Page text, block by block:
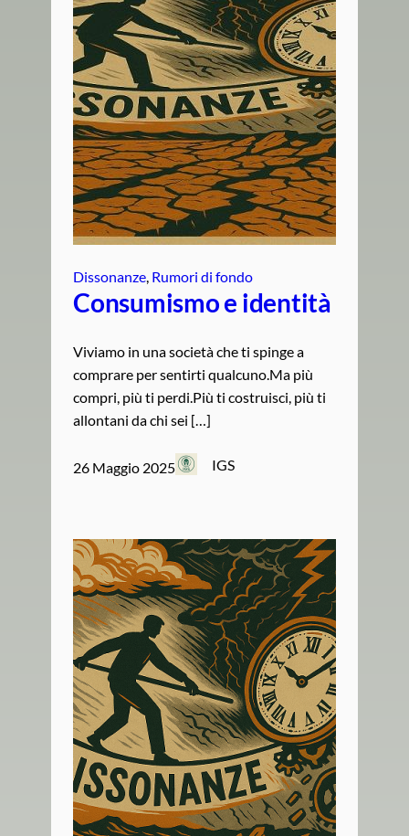
Dissonanze, Rumori di fondo
Consumismo e identità
Viviamo in una società che ti spinge a
comprare per sentirti qualcuno.Ma più
compri, più ti perdi.Più ti costruisci, più ti
allontani da chi sei […]
26 Maggio 2025 IGS